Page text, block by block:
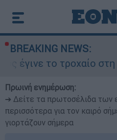
BREAKING NEWS:
τροχαίο στη Λ.
Πρωινή ενημέρωση:
➔ Δείτε τα πρωτοσέλιδα των
περισσότερα για τον καιρό
γιορτάζουν σήμερα